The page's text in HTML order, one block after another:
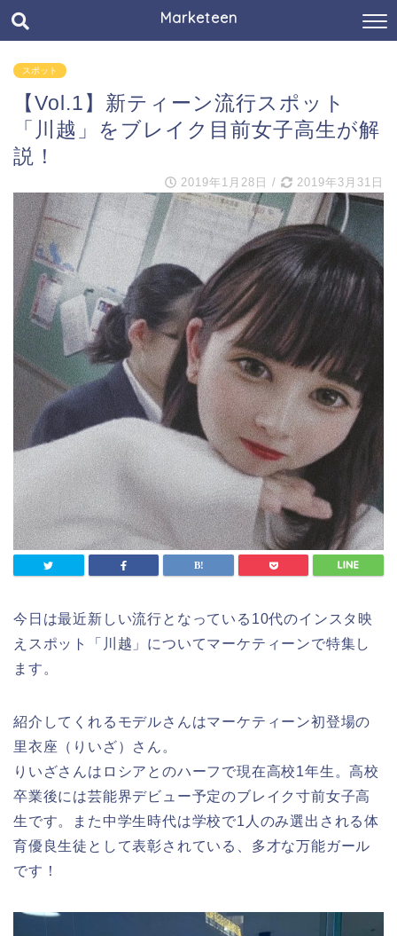
Marketeen
スポット
【Vol.1】新ティーン流行スポット
「川越」をブレイク目前女子高生が解
説！
2019年1月28日 / 2019年3月31日
今日は最近新しい流行となっている10代のインスタ映
えスポット「川越」についてマーケティーンで特集し
ます。
紹介してくれるモデルさんはマーケティーン初登場の
里衣座（りいざ）さん。
りいざさんはロシアとのハーフで現在高校1年生。高校
卒業後には芸能界デビュー予定のブレイク寸前女子高
生です。また中学生時代は学校で1人のみ選出される体
育優良生徒として表彰されている、多才な万能ガール
です！